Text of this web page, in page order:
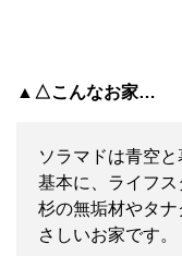
▲△こんなお家…
ソラマドは青空
基本に、ライフス
杉の無垢材やタ
さしいお家です。